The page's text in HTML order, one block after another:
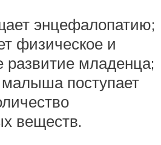
энцефалопатию;
физическое и
развитие младенца;
малыша поступает
веществ.